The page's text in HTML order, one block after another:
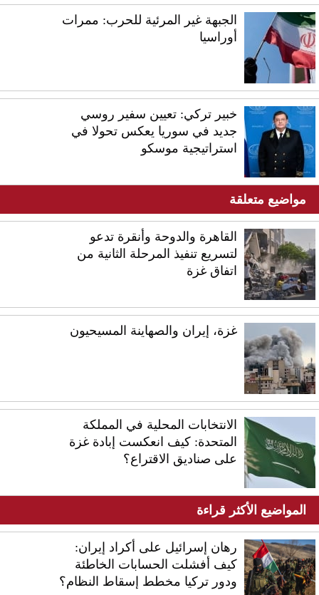
الجبهة غير المرئية للحرب: ممرات
أوراسيا
خبير تركي: تعيين سفير روسي
جديد في سوريا يعكس تحولا في
استراتيجية موسكو
مواضيع متعلقة
القاهرة والدوحة وأنقرة تدعو
لتسريع تنفيذ المرحلة الثانية من
اتفاق غزة
غزة، إيران والصهاينة المسيحيون
الانتخابات المحلية في المملكة
المتحدة: كيف انعكست إبادة غزة
على صناديق الاقتراع؟
المواضيع الأكثر قراءة
رهان إسرائيل على أكراد إيران:
كيف أفشلت الحسابات الخاطئة
ودور تركيا مخطط إسقاط النظام؟